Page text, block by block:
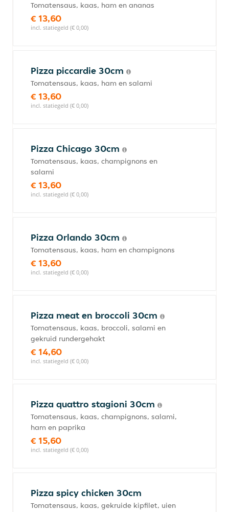
Tomatensaus, kaas, ham en ananas
€ 13,60
incl. statiegeld (€ 0,00)
Pizza piccardie 30cm
Tomatensaus, kaas, ham en salami
€ 13,60
incl. statiegeld (€ 0,00)
Pizza Chicago 30cm
Tomatensaus, kaas, champignons en
salami
€ 13,60
incl. statiegeld (€ 0,00)
Pizza Orlando 30cm
Tomatensaus, kaas, ham en champignons
€ 13,60
incl. statiegeld (€ 0,00)
Pizza meat en broccoli 30cm
Tomatensaus, kaas, broccoli, salami en
gekruid rundergehakt
€ 14,60
incl. statiegeld (€ 0,00)
Pizza quattro stagioni 30cm
Tomatensaus, kaas, champignons, salami,
ham en paprika
€ 15,60
incl. statiegeld (€ 0,00)
Pizza spicy chicken 30cm
Tomatensaus, kaas, gekruide kipfilet, uien